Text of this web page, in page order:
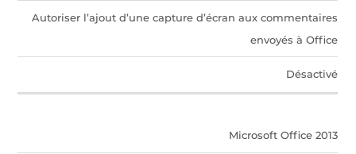
Autoriser l’ajout d’une capture d’écran aux commentaires
envoyés à Office
Désactivé
Microsoft Office 2013